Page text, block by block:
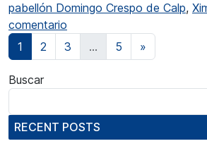
pabellón Domingo Crespo de Calp,
comentario
Navegación de entradas
1 2 3 … 5 »
Buscar
RECENT POSTS